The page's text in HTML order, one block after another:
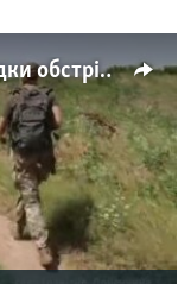
Військові розповіли про наслідки обстрілів на Донбасі – відео
available